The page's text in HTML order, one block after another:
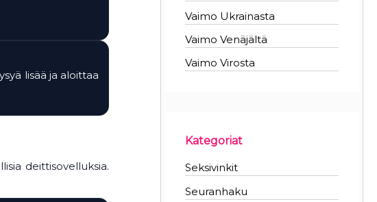
lisää ja aloittaa
deittisovelluksia.
Vaimo Ukrainasta
Vaimo Venäjältä
Vaimo Virosta
Kategoriat
Seksivinkit
Seuranhaku